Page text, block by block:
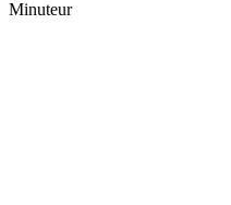
Minuteur